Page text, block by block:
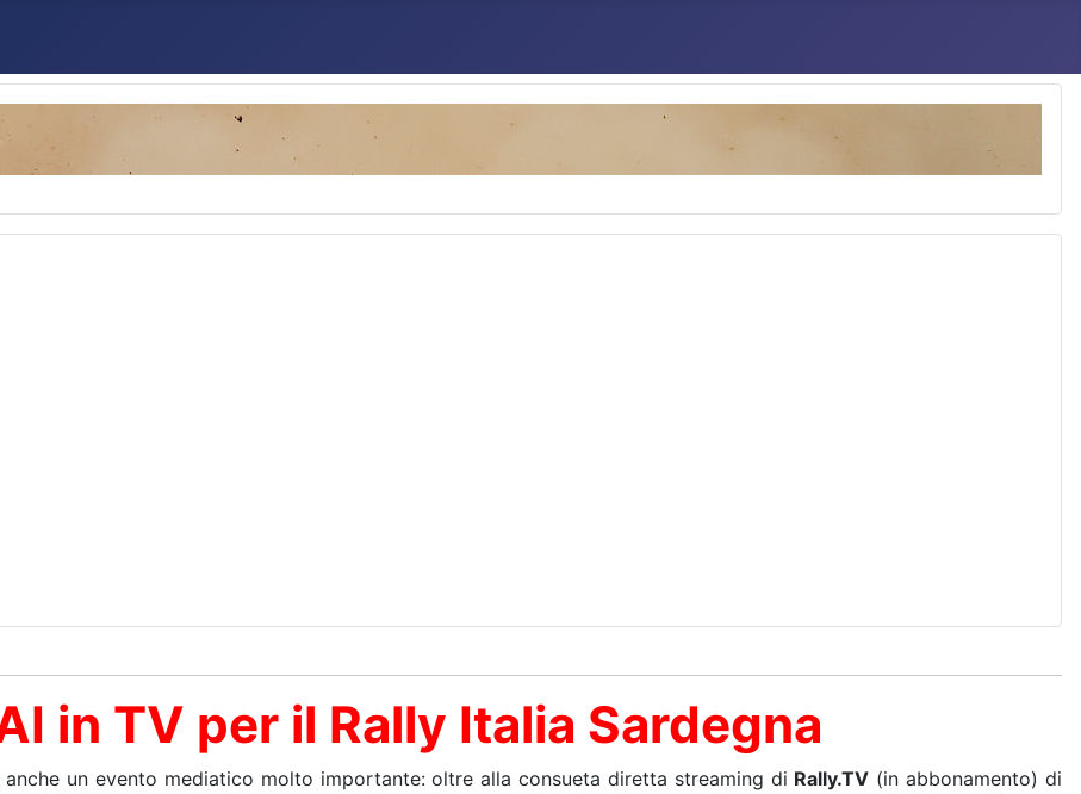
in TV per il Rally Italia Sardegna
anche un evento mediatico molto importante: oltre alla consueta diretta streaming di Rally.TV (in abbonamento) di